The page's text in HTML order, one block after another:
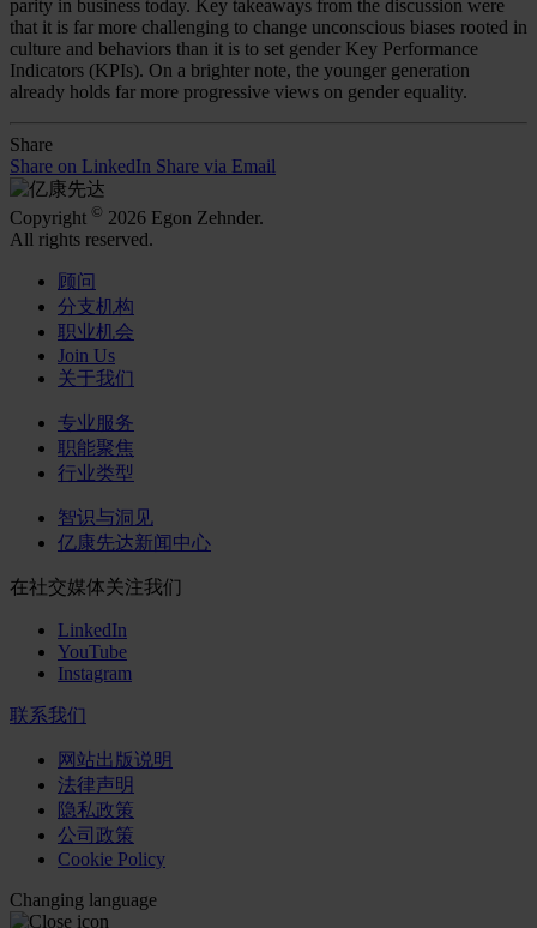
parity in business today. Key takeaways from the discussion were
that it is far more challenging to change unconscious biases rooted in
culture and behaviors than it is to set gender Key Performance
Indicators (KPIs). On a brighter note, the younger generation
already holds far more progressive views on gender equality.
Share
Share on LinkedIn Share via Email
Copyright © 2026 Egon Zehnder.
All rights reserved.
顾问
分支机构
职业机会
Join Us
关于我们
专业服务
职能聚焦
行业类型
智识与洞见
亿康先达新闻中心
在社交媒体关注我们
LinkedIn
YouTube
Instagram
联系我们
网站出版说明
法律声明
隐私政策
公司政策
Cookie Policy
Changing language